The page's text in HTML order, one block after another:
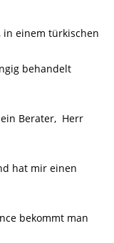
in einem türkischen
behandelt
Berater, Herr
hat mir einen
bekommt man